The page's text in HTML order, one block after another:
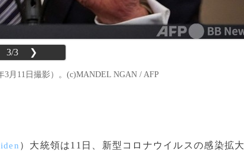
3/3 ❯
月11日撮影）。(c)MANDEL NGAN / AFP
）大統領は11日、新型コロナウイルスの感染拡大